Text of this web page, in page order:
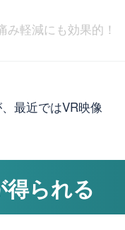
軽減にも効果的！
最近ではVR映像
られる